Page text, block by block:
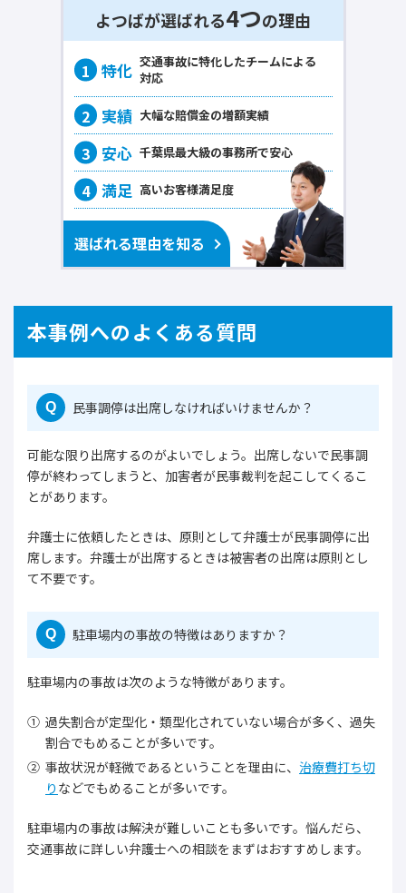
よつばが選ばれる4つの理由
交通事故に特化したチームによる
対応
大幅な賠償金の増額実績
千葉県最大級の事務所で安心
高いお客様満足度
選ばれる理由を知る
本事例へのよくある質問
Q 民事調停は出席しなければいけませんか？
可能な限り出席するのがよいでしょう。出席しないで民事調
停が終わってしまうと、加害者が民事裁判を起こしてくるこ
とがあります。
弁護士に依頼したときは、原則として弁護士が民事調停に出
席します。弁護士が出席するときは被害者の出席は原則とし
て不要です。
Q 駐車場内の事故の特徴はありますか？
駐車場内の事故は次のような特徴があります。
過失割合が定型化・類型化されていない場合が多く、過失
割合でもめることが多いです。
事故状況が軽微であるということを理由に、 治療費打ち切
り などでもめることが多いです。
駐車場内の事故は解決が難しいことも多いです。悩んだら、
交通事故に詳しい弁護士への相談をまずはおすすめします。